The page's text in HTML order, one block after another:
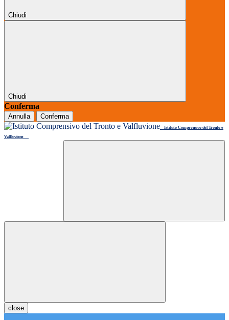
Chiudi
Chiudi
Conferma
Annulla Conferma
Istituto Comprensivo del Tronto e
Valfluvione
close